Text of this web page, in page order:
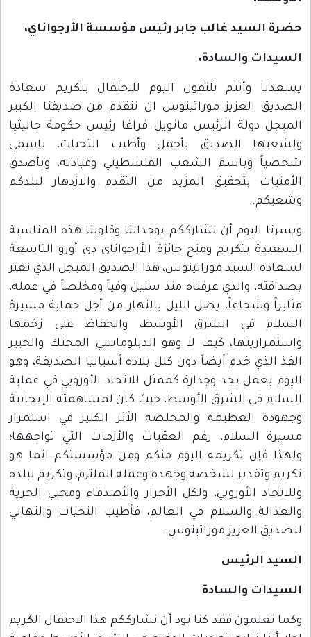
حضرة السيد غالب جابر رئيس مؤسسة الأرجواناي،
السيدات والسادة،
يسعدنا وأنتم تلتقون اليوم للاحتفال بتكريم سعادة
الصديق العزيز موراتينوس ان نتقدم من صديقنا الكبير
المبجل دولة الرئيس مانويل فراغا رئيس حكومة جاليثيا
ولشعبها الصديق بأجمل وأطيب التحيات، باسمي
شخصياً وباسم الشعب الفلسطيني وقيادته، وبأصدق
الأمنيات بتحقيق المزيد من التقدم والازدهار لبلدكم
وشعبكم.
ويسرنا اليوم أن نشارككم بوجداننا وقلوبنا هذه المناسبة
السعيدة بتكريم ومنح جائزة الأرجواناي دي أورو التاسعة
لسعادة السيد موراتينوس، هذا الصديق المبجل الذي نعتز
بصداقته، والذي عرفناه منذ سنين وفياً ومخلصاً في عمله،
مثابراً وشجاعاً، يصل الليل بالنهار من أجل حماية مسيرة
السلام في الشرق الأوسط، والحفاظ على زخمها
واستمراريتها، كيف لا وهو الدبلوماسي المحنك والخبير
الفذ الذي خدم أيضاً دون كلل بلاده أسبانيا الصديقة، وهو
اليوم يعمل بجد وجدارة كممثل للاتحاد الأوروبي في عملية
السلام في الشرق الأوسط، حيث كان لمساهمته الإيجابية
وجهوده العظيمة والمخلصة الأثر الكبير في استمرار
مسيرة السلام، رغم العقبات والأزمات التي تواجهها؛
ولهذا فإن تكريمه اليوم منكم ومن مؤسستكم انما هو
تكريم وتقدير لشخصه وجهده وعمله الملتزم، وتكريم لبلده
وللاتحاد الأوروبي، ولكل الأحرار والأصدقاء ومحبي الحرية
والعدالة والسلام في العالم، فأطيب التحيات والتهاني
للصديق العزيز موراتينوس.
السيد الرئيس
السيدات والسادة
وكما تعلمون فقد كنا نود أن نشارككم هذا الاحتفال الكريم